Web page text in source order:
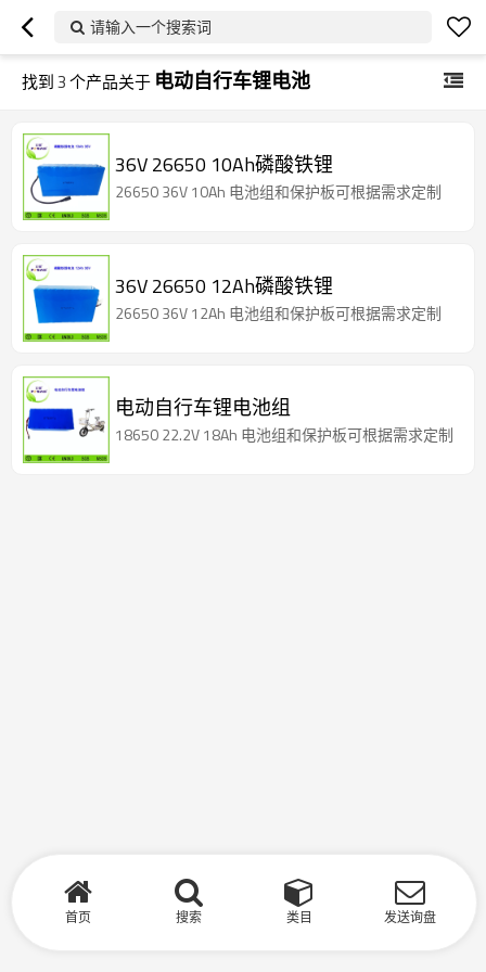
请输入一个搜索词
找到3个产品关于 电动自行车锂电池
36V 26650 10Ah磷酸铁锂
26650 36V 10Ah 电池组和保护板可根据需求定制
36V 26650 12Ah磷酸铁锂
26650 36V 12Ah 电池组和保护板可根据需求定制
电动自行车锂电池组
18650 22.2V 18Ah 电池组和保护板可根据需求定制
首页 搜索 类目 发送询盘